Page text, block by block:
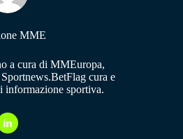
MME
a cura di MMEuropa,
cura e
informazione sportiva.